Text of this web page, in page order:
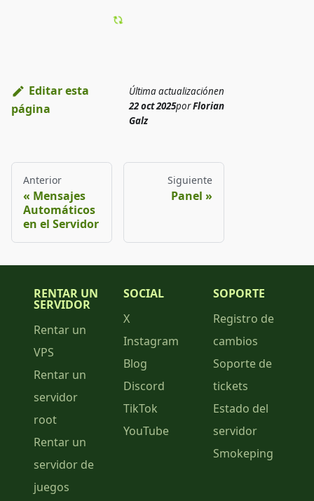
Editar esta
página
Última actualizaciónen
22 oct 2025porFlorian
Galz
Anterior
Mensajes
Automáticos
en el Servidor
Siguiente
Panel
RENTAR UN
SERVIDOR
Rentar un
VPS
Rentar un
servidor
root
Rentar un
servidor de
juegos
SOCIAL
X
Instagram
Blog
Discord
TikTok
YouTube
SOPORTE
Registro de
cambios
Soporte de
tickets
Estado del
servidor
Smokeping